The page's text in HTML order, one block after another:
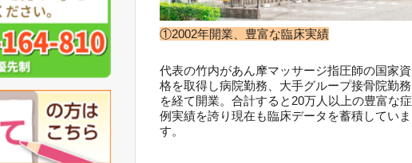
①2002年開業、豊富な臨床実績
代表の竹内があん摩マッサージ指圧師の国家資
格を取得し病院勤務、大手グループ接骨院勤務
を経て開業。合計すると20万人以上の豊富な症
例実績を誇り現在も臨床データを蓄積していま
す。